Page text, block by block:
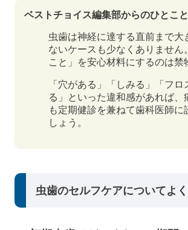
ベストチョイス編集部からのひとこと
虫歯は神経に達する直前まで大
ないケースも少なくありません
こと」を安心材料にするのは禁
「穴がある」「しみる」「フ
る」といった違和感があれば、
も定期健診を兼ねて歯科医師に
しょう。
虫歯のセルフケアについてよ